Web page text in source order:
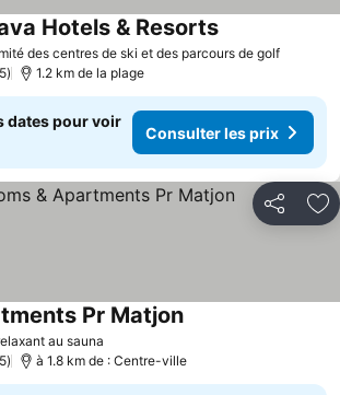
des centres de ski et des parcours de golf
Hotels & Resorts
1.2 km de la plage
dates pour voir
Consulter les prix
Partager
au sauna
Pr Matjon
à 1.8 km de : Centre-ville